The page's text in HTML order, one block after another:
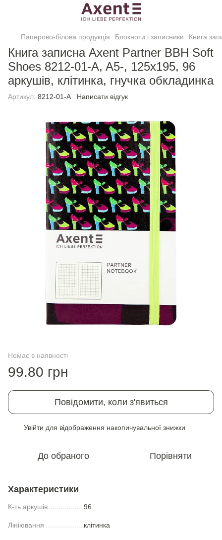
Паперово-білова продукція Блокноти і записники Книга
Книга записна Axent Partner BBH Soft
Shoes 8212-01-A, A5-, 125x195, 96
аркушів, клітинка, гнучка обкладинка
Артикул: 8212-01-A Написати відгук
Немає в наявності
99.80 грн
Повідомити, коли з'явиться
Увійти для відображення накопичувальної знижки
До обраного Порівняти
Характеристики
К-ть аркушів 96
Лініювання клітинка